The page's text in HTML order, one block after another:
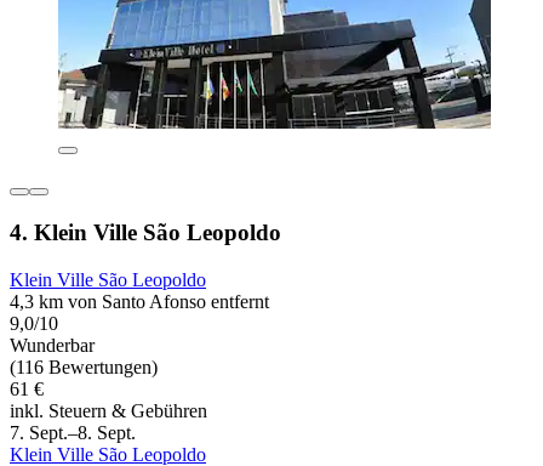
4. Klein Ville São Leopoldo
Klein Ville São Leopoldo
4,3 km von Santo Afonso entfernt
9,0/10
Wunderbar
(116 Bewertungen)
61 €
inkl. Steuern & Gebühren
7. Sept.–8. Sept.
Klein Ville São Leopoldo